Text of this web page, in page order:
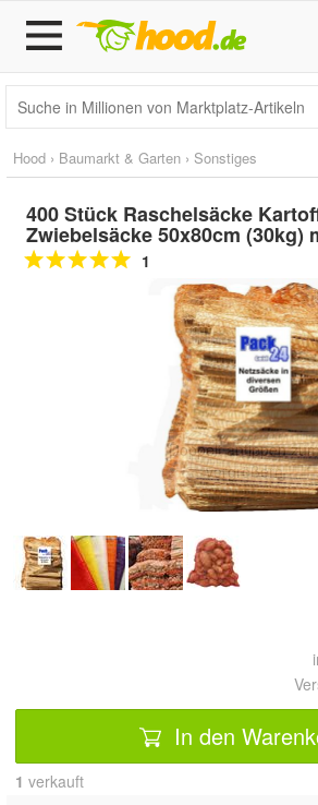
Hood › Baumarkt & Garten › Sonstiges
400 Stück Raschelsäcke
Zwiebelsäcke 50x80cm (30kg)
1
Doppelt antippen
vergrößern
In den
1 verkauft